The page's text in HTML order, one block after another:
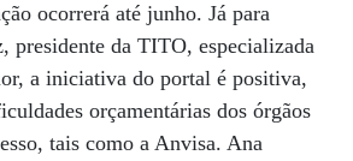
ocorrerá até junho. Já para
presidente da TITO, especializada
a iniciativa do portal é positiva,
orçamentárias dos órgãos
tais como a Anvisa. Ana